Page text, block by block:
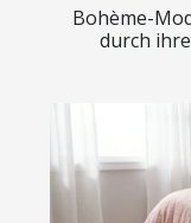
Bohème-
durch